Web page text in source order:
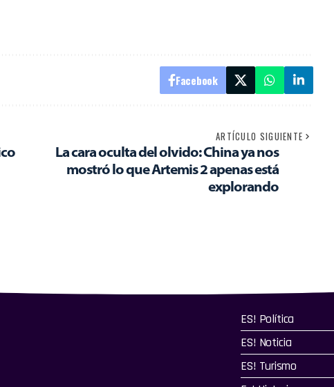
Facebook
ARTÍCULO SIGUIENTE
La cara oculta del olvido: China ya nos
mostró lo que Artemis 2 apenas está
explorando
ES! Política
ES! Noticia
ES! Turismo